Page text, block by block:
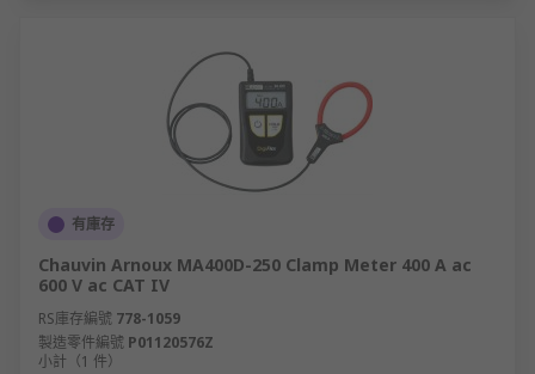
有庫存
Chauvin Arnoux MA400D-250 Clamp Meter 400 A ac
600 V ac CAT IV
RS庫存編號 778-1059
製造零件編號 P01120576Z
小計（1 件）